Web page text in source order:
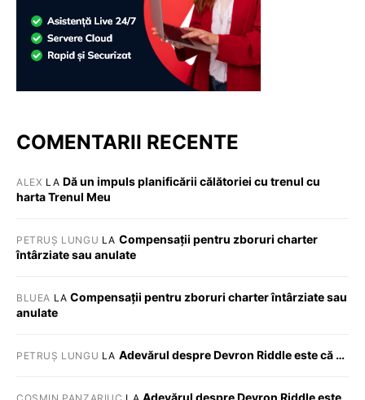
COMENTARII RECENTE
ALEX LA Dă un impuls planificării călătoriei cu trenul cu
harta Trenul Meu
PETRUȘ LUNGU LA Compensații pentru zboruri charter
întârziate sau anulate
BLUEA LACompensații pentru zboruri charter întârziate sau
anulate
PETRUȘ LUNGU LA Adevărul despre Devron Riddle este că …
Adevărul despre Devron Riddle este